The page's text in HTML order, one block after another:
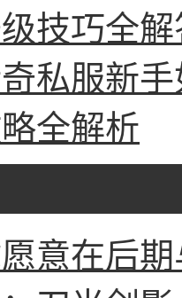
技巧全解
私服新
全解析
意在后